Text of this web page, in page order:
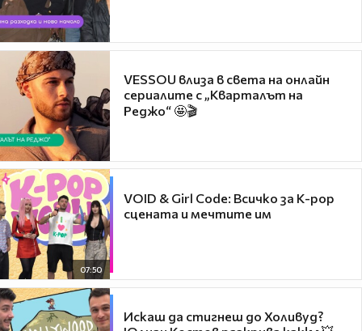
VESSOU влиза в света на онлайн
сериалите с „Кварталът на
Реджо“ 🤩🎬
07:50
VOID & Girl Code: Всичко за K-pop
сцената и мечтите им
Искаш да стигнеш до Холивуд?